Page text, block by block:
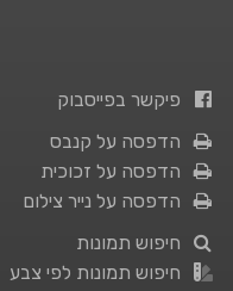
פיקשר בפייסבוק
הדפסה על קנבס
הדפסה על זכוכית
הדפסה על נייר צילום
חיפוש תמונות
חיפוש תמונות לפי צבע